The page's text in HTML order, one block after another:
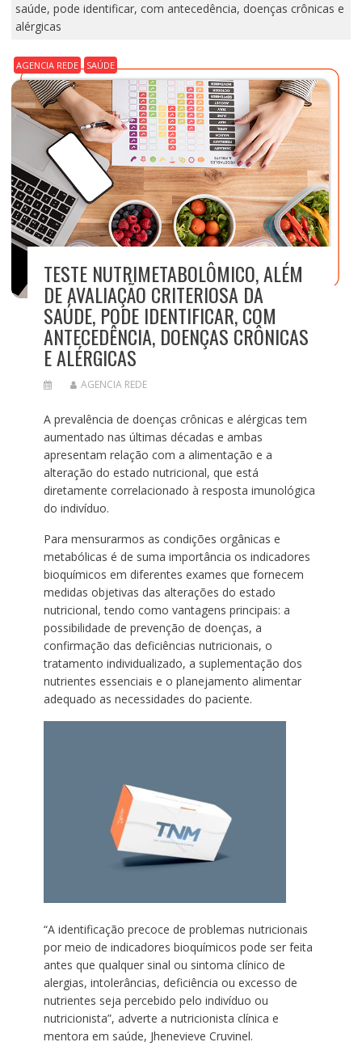
saúde, pode identificar, com antecedência, doenças crônicas e
alérgicas
AGENCIA REDE SAÚDE
TESTE NUTRIMETABOLÔMICO, ALÉM
DE AVALIAÇÃO CRITERIOSA DA
SAÚDE, PODE IDENTIFICAR, COM
ANTECEDÊNCIA, DOENÇAS CRÔNICAS
E ALÉRGICAS
AGENCIA REDE
A prevalência de doenças crônicas e alérgicas tem
aumentado nas últimas décadas e ambas
apresentam relação com a alimentação e a
alteração do estado nutricional, que está
diretamente correlacionado à resposta imunológica
do indivíduo.
Para mensurarmos as condições orgânicas e
metabólicas é de suma importância os indicadores
bioquímicos em diferentes exames que fornecem
medidas objetivas das alterações do estado
nutricional, tendo como vantagens principais: a
possibilidade de prevenção de doenças, a
confirmação das deficiências nutricionais, o
tratamento individualizado, a suplementação dos
nutrientes essenciais e o planejamento alimentar
adequado as necessidades do paciente.
“A identificação precoce de problemas nutricionais
por meio de indicadores bioquímicos pode ser feita
antes que qualquer sinal ou sintoma clínico de
alergias, intolerâncias, deficiência ou excesso de
nutrientes seja percebido pelo indivíduo ou
nutricionista”, adverte a nutricionista clínica e
mentora em saúde, Jhenevieve Cruvinel.